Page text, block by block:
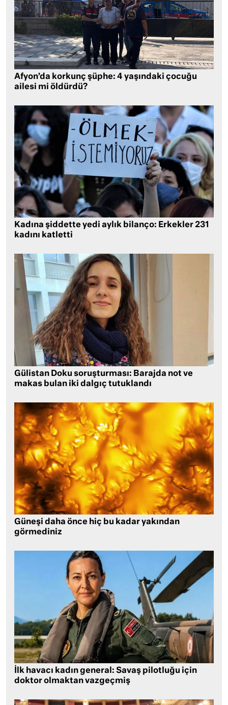
Afyon’da korkunç şüphe: 4 yaşındaki çocuğu
ailesi mi öldürdü?
Kadına şiddette yedi aylık bilanço: Erkekler 231
kadını katletti
Gülistan Doku soruşturması: Barajda not ve
makas bulan iki dalgıç tutuklandı
Güneşi daha önce hiç bu kadar yakından
görmediniz
İlk havacı kadın general: Savaş pilotluğu için
doktor olmaktan vazgeçmiş